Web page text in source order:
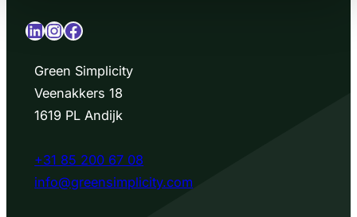
LinkedIn InstagramFacebook
Green Simplicity
Veenakkers 18
1619 PL Andijk
+31 85 200 67 08
info@greensimplicity.com